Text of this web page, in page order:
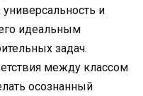
и
идеальным
задач.
между классом
осознанный